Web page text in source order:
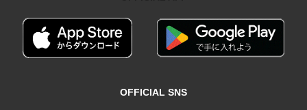
OFFICIAL SNS